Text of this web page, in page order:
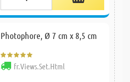
Photophore, Ø 7 cm x 8,5 cm
fr.Views.Set.Html